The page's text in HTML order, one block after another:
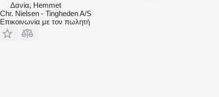
Δανία, Hemmet
Chr. Nielsen - Tingheden A/S
Επικοινωνία με τον πωλητή